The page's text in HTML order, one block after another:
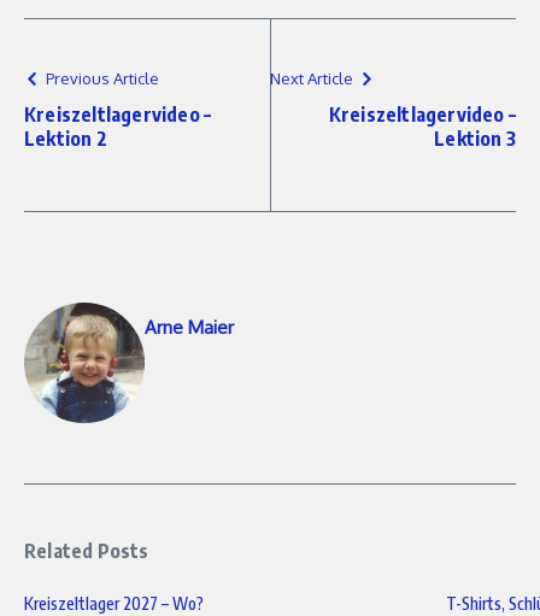
Previous Article
Kreiszeltlagervideo –
Lektion 2
Next Article
Kreiszeltlagervideo –
Lektion 3
Arne Maier
Related Posts
Kreiszeltlager 2027 – Wo? T-Shirts,